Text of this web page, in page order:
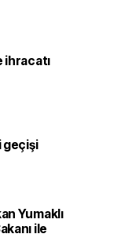
ihracatı
geçişi
Yumaklı
ile